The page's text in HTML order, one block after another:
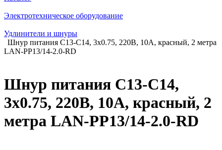
Электротехническое оборудование
Удлинители и шнуры
Шнур питания C13-C14, 3х0.75, 220В, 10А, красный, 2 метра
LAN-PP13/14-2.0-RD
Шнур питания C13-C14,
3х0.75, 220В, 10А, красный, 2
метра LAN-PP13/14-2.0-RD